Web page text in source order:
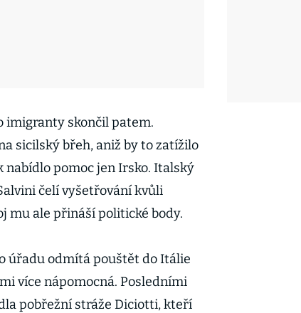
imigranty skončil patem.
sicilský břeh, aniž by to zatížilo
nabídlo pomoc jen Irsko. Italský
čelí vyšetřování kvůli
mu ale přináší politické body.
úřadu odmítá pouštět do Itálie
více nápomocná. Posledními
pobřežní stráže Diciotti, kteří